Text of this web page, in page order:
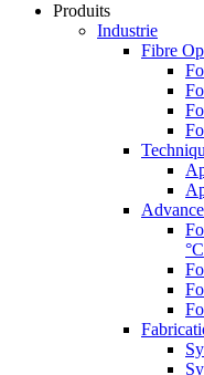
Produits
Industrie
Fibre
°C